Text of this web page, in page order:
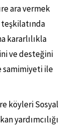
ara vermek
teşkilatında
kararlılıkla
ve desteğini
samimiyeti ile
köyleri Sosyal
yardımcılığı